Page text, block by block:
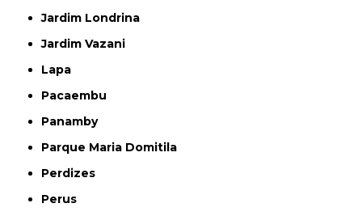
Jardim Londrina
Jardim Vazani
Lapa
Pacaembu
Panamby
Parque Maria Domitila
Perdizes
Perus